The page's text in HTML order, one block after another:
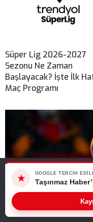
Süper Lig 2026-2027
Sezonu Ne Zaman
Başlayacak? İşte İlk
Maç Programı
Web sitemizde size en
kullanıyoruz. Bu siteyi
★
GOOGLE TERCIH
Taşınmaz